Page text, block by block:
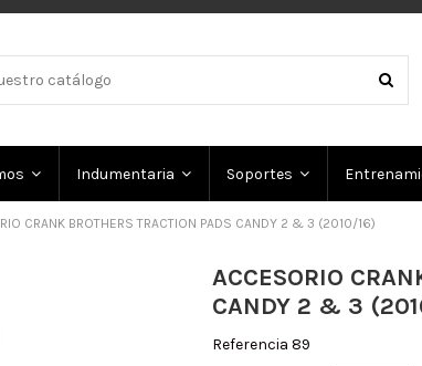
Indumentaria Soportes
CRANK BROTHERS TRACTION PADS CANDY 2 & 3 (2010/16)
ACCESORIO
CANDY 2 & 3
Referencia 89